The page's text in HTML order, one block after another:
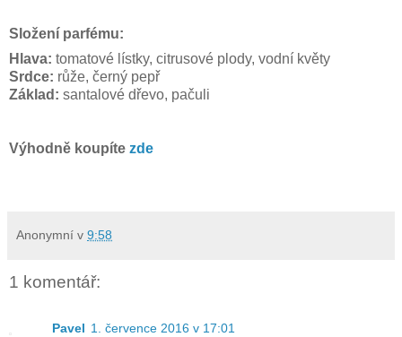
Složení parfému:
Hlava: tomatové lístky, citrusové plody, vodní květy
Srdce: růže, černý pepř
Základ: santalové dřevo, pačuli
Výhodně koupíte zde
Anonymní v 9:58
1 komentář:
Pavel 1. července 2016 v 17:01